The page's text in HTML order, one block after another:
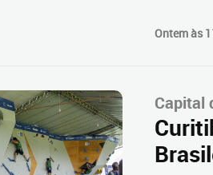
Ontem às
Capital